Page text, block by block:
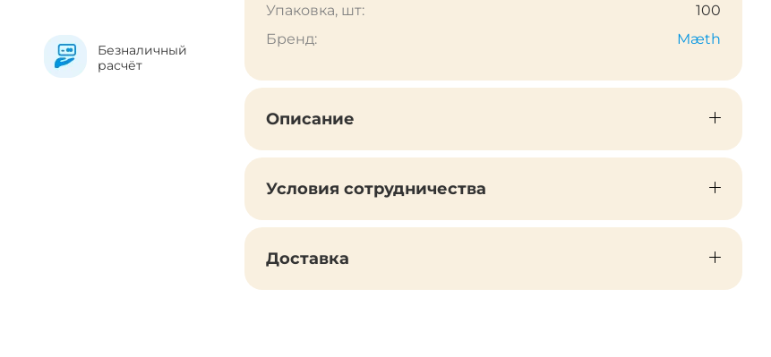
Безналичный
расчёт
Упаковка, шт:
100
Бренд:
Mæth
Описание
Условия сотрудничества
Доставка